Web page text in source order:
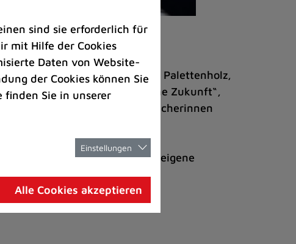
und eine kleine Bühne aus Palettenholz,
und des Büros „Kommune Zukunft“,
und Getränken mit Besucherinnen
Bürgerinnen und Bürgern für eigene
Zukunft), E-Mail
sind sie erforderlich für
mit Hilfe der Cookies
Daten von Website-
der Cookies können Sie
finden Sie in unserer
Einstellungen
Alle Cookies akzeptieren